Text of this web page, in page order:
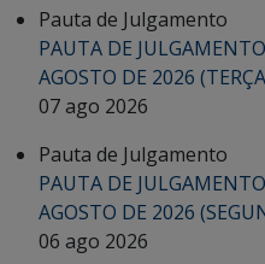
Pauta de Julgamento
PAUTA DE
AGOSTO DE 2026
07 ago 2026
Pauta de Julgamento
PAUTA DE
AGOSTO DE 2026
06 ago 2026